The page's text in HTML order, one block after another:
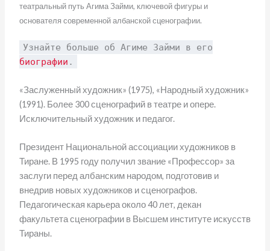
театральный путь Агима Займи, ключевой фигуры и
основателя современной албанской сценографии.
Узнайте больше об Агиме Займи в его
биографии .
«Заслуженный художник» (1975), «Народный художник»
(1991). Более 300 сценографий в театре и опере.
Исключительный художник и педагог.
Президент Национальной ассоциации художников в
Тиране. В 1995 году получил звание «Профессор» за
заслуги перед албанским народом, подготовив и
внедрив новых художников и сценографов.
Педагогическая карьера около 40 лет, декан
факультета сценографии в Высшем институте искусств
Тираны.